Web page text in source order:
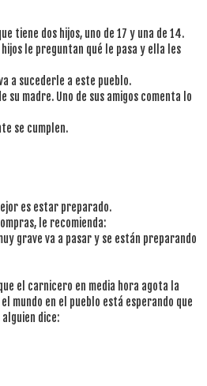
tiene dos hijos, uno de 17 y una de 14.
le preguntan qué le pasa y ella les
a sucederle a este pueblo.
su madre. Uno de sus amigos comenta lo
se cumplen.
es estar preparado.
le recomienda:
grave va a pasar y se están preparando
el carnicero en media hora agota la
mundo en el pueblo está esperando que
dice: